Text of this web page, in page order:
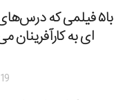
با۵ فیلمی که
ای به کارآفرینان